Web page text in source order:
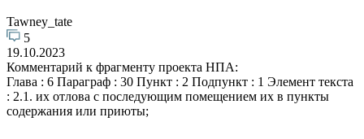
Tawney_tate
5
19.10.2023
Комментарий к фрагменту проекта НПА:
Глава : 6 Параграф : 30 Пункт : 2 Подпункт : 1 Элемент текста
: 2.1. их отлова с последующим помещением их в пункты
содержания или приюты;